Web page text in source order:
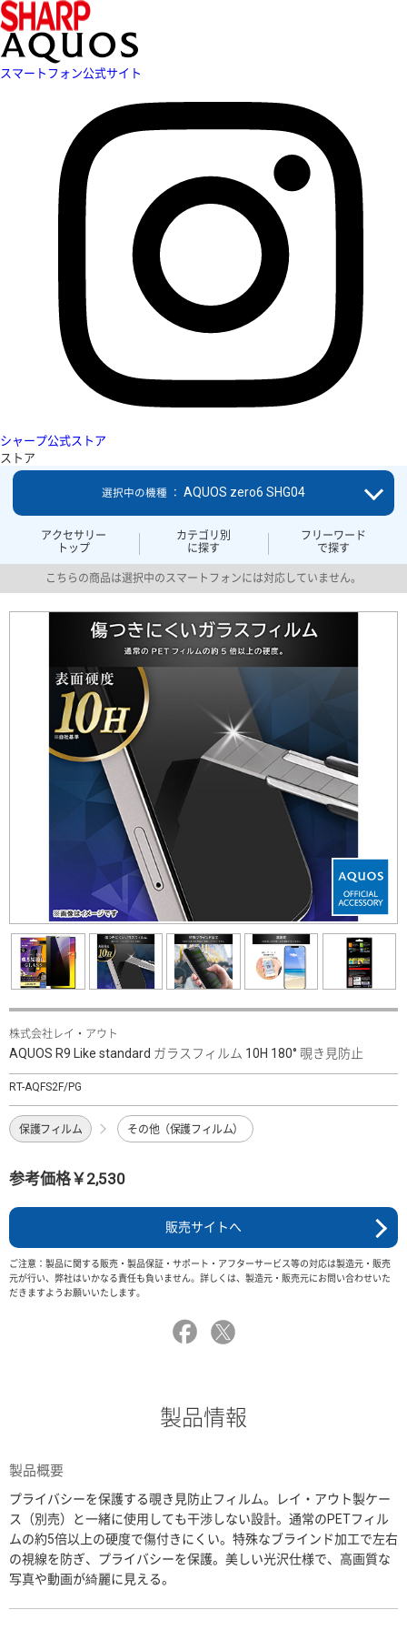
スマートフォン公式サイト
シャープ公式ストア
ストア
アクセサリー
トップ
カテゴリ別
に探す
フリーワード
で探す
選択中の機種 ： AQUOS zero6 SHG04
こちらの商品は選択中のスマートフォンには対応していません。
株式会社レイ・アウト
AQUOS R9 Like standard ガラスフィルム 10H 180° 覗き見防止
RT-AQFS2F/PG
保護フィルム その他（保護フィルム）
参考価格￥2,530
販売サイトへ
ご注意：製品に関する販売・製品保証・サポート・アフターサービス等の対応は製造元・販売
元が行い、弊社はいかなる責任も負いません。詳しくは、製造元・販売元にお問い合わせいた
だきますようお願いいたします。
製品情報
製品概要
プライバシーを保護する覗き見防止フィルム。レイ・アウト製ケー
ス（別売）と一緒に使用しても干渉しない設計。通常のPETフィル
ムの約5倍以上の硬度で傷付きにくい。特殊なブラインド加工で左右
の視線を防ぎ、プライバシーを保護。美しい光沢仕様で、高画質な
写真や動画が綺麗に見える。